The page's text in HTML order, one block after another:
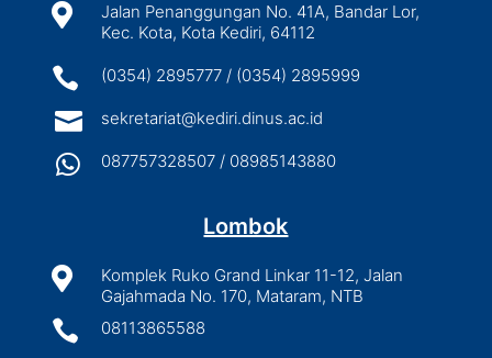

Jalan Penanggungan No. 41A, Bandar Lor,
Kec. Kota, Kota Kediri, 64112
 (0354) 2895777 / (0354) 2895999
 sekretariat@kediri.dinus.ac.id
 087757328507 / 08985143880
Lombok

Komplek Ruko Grand Linkar 11-12, Jalan
Gajahmada No. 170, Mataram, NTB
 08113865588